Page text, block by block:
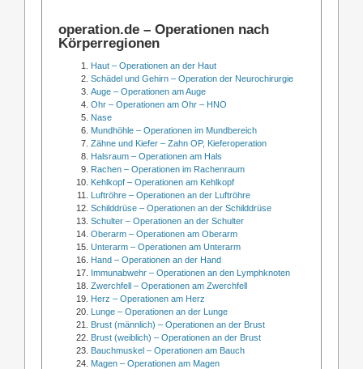
operation.de – Operationen nach
Körperregionen
Haut – Operationen an der Haut
Schädel und Gehirn – Operation der Neurochirurgie
Auge – Operationen am Auge
Ohr – Operationen am Ohr – HNO
Nase
Mundhöhle – Operationen im Mundbereich
Zähne und Kiefer – Zahn OP, Kieferoperation
Halsraum – Operationen am Hals
Rachen – Operationen im Rachenraum
Kehlkopf – Operationen am Kehlkopf
Luftröhre – Operationen an der Luftröhre
Schilddrüse – Operationen an der Schilddrüse
Schulter – Operationen an der Schulter
Oberarm – Operationen am Oberarm
Unterarm – Operationen am Unterarm
Hand – Operationen an der Hand
Immunabwehr – Operationen an den Lymphknoten
Zwerchfell – Operationen am Zwerchfell
Herz – Operationen am Herz
Lunge – Operationen an der Lunge
Brust (männlich) – Operationen an der Brust
Brust (weiblich) – Operationen an der Brust
Bauchmuskel – Operationen am Bauch
Magen – Operationen am Magen